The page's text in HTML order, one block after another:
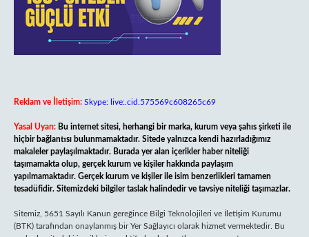
Reklam ve İletişim: Skype: live:.cid.575569c608265c69
Yasal Uyarı: Bu internet sitesi, herhangi bir marka, kurum veya şahıs şirketi ile
hiçbir bağlantısı bulunmamaktadır. Sitede yalnızca kendi hazırladığımız
makaleler paylaşılmaktadır. Burada yer alan içerikler haber niteliği
taşımamakta olup, gerçek kurum ve kişiler hakkında paylaşım
yapılmamaktadır. Gerçek kurum ve kişiler ile isim benzerlikleri tamamen
tesadüfidir. Sitemizdeki bilgiler taslak halindedir ve tavsiye niteliği taşımazlar.
Sitemiz, 5651 Sayılı Kanun gereğince Bilgi Teknolojileri ve İletişim Kurumu
(BTK) tarafından onaylanmış bir Yer Sağlayıcı olarak hizmet vermektedir. Bu